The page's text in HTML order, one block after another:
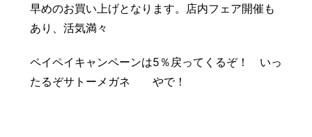
採用情報 プライバシーポリシー
早めのお買い上げとなります。店内フェア開催も
あり、活気満々
ペイペイキャンペーンは5％戻ってくるぞ！ いっ
たるぞサトーメガネ やで！